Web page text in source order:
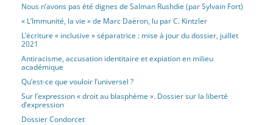
Nous n’avons pas été dignes de Salman Rushdie (par Sylvain Fort)
« L’Immunité, la vie » de Marc Daëron, lu par C. Kintzler
L’écriture « inclusive » séparatrice : mise à jour du dossier, juillet
2021
Antiracisme, accusation identitaire et expiation en milieu
académique
Qu’est-ce que vouloir l’universel ?
Sur l’expression « droit au blasphème ». Dossier sur la liberté
d’expression
Dossier Condorcet